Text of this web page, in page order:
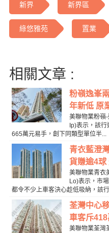
新界 新界區
綠悠雅苑 置業
相關文章 :
粉嶺逸峯
年新低 原
美聯物業粉嶺
Ip)表示，該
665萬元易手，創下同類型單位半...
青衣藍澄
貨賺逾4球
美聯物業青衣
Lo)表示，市
都令不少上車客決心趁低吸納，該
荃灣中心
車客斥
美聯物業荃灣